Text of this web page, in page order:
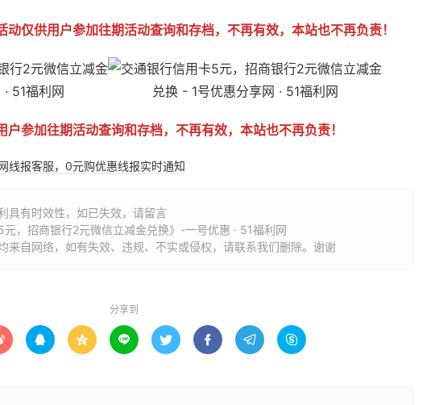
动仅供用户参加往期活动查询和存档，不再有效，本站也不再负责！
户参加往期活动查询和存档，不再有效，本站也不再负责！
线报客服，0元购优惠线报实时通知
具有时效性，如已失效，请留言
元，招商银行2元微信立减金兑换》-一号优惠 · 51福利网
来自网络，如有失效、违规、不实或侵权，请联系我们删除。谢谢
分享到
      